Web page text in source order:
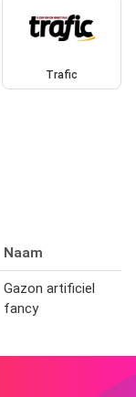
Trafic
Naam
Gazon artificiel
fancy